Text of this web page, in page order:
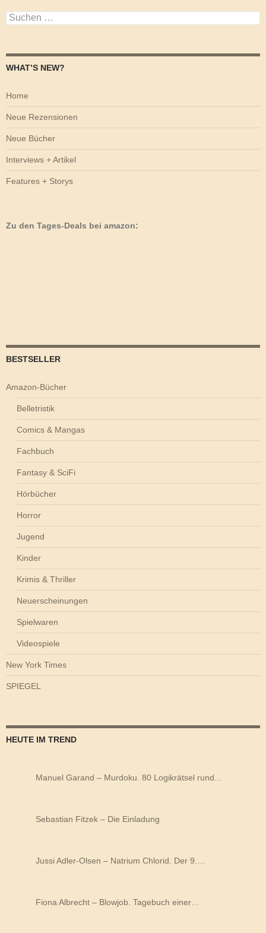
Suchen
nach:
WHAT’S NEW?
Home
Neue Rezensionen
Neue Bücher
Interviews + Artikel
Features + Storys
Zu den Tages-Deals bei amazon:
BESTSELLER
Amazon-Bücher
Belletristik
Comics & Mangas
Fachbuch
Fantasy & SciFi
Hörbücher
Horror
Jugend
Kinder
Krimis & Thriller
Neuerscheinungen
Spielwaren
Videospiele
New York Times
SPIEGEL
HEUTE IM TREND
Manuel Garand – Murdoku. 80 Logikrätsel rund…
Sebastian Fitzek – Die Einladung
Jussi Adler-Olsen – Natrium Chlorid. Der 9.…
Fiona Albrecht – Blowjob. Tagebuch einer…